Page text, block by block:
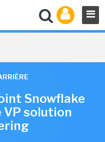
Snowflake
VP solution